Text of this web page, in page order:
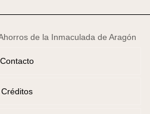
de la Inmaculada de Aragón
Contacto
Créditos